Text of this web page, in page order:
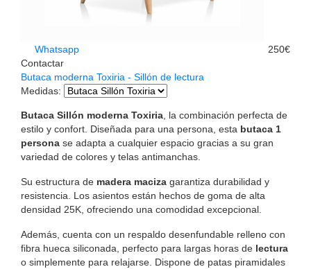
Whatsapp
Contactar
250€
Butaca moderna Toxiria - Sillón de lectura
Medidas:
Butaca Sillón moderna Toxiria , la combinación perfecta de
estilo y confort. Diseñada para una persona, esta butaca 1
persona se adapta a cualquier espacio gracias a su gran
variedad de colores y telas antimanchas.
Su estructura de madera maciza garantiza durabilidad y
resistencia. Los asientos están hechos de goma de alta
densidad 25K, ofreciendo una comodidad excepcional.
Además, cuenta con un respaldo desenfundable relleno con
fibra hueca siliconada, perfecto para largas horas de lectura
o simplemente para relajarse. Dispone de patas piramidales